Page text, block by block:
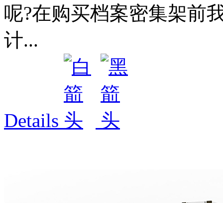
呢?在购买档案密集架前
计...
Details